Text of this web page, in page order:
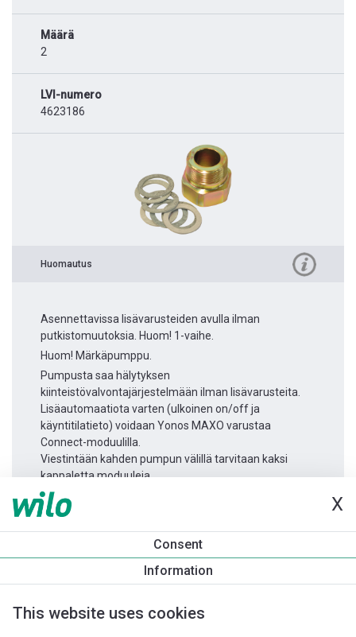
X
Consent
Information
This website uses cookies
Määrä
2
LVI-numero
4623186
Huomautus
Asennettavissa lisävarusteiden avulla ilman
putkistomuutoksia. Huom! 1-vaihe.
Huom! Märkäpumppu.
Pumpusta saa hälytyksen
kiinteistövalvontajärjestelmään ilman lisävarusteita.
Lisäautomaatiota varten (ulkoinen on/off ja
käyntitilatieto) voidaan Yonos MAXO varustaa
Connect-moduulilla.
Viestintään kahden pumpun välillä tarvitaan kaksi
kappaletta moduuleja.
Tuotetietoa